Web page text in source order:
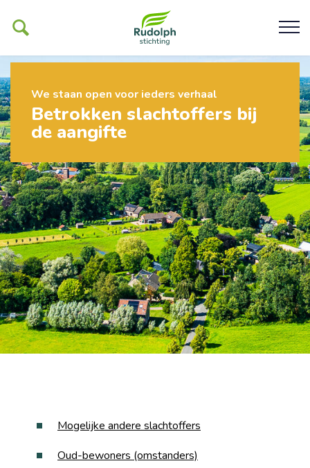
Ons werk
De Glind
Help ons mogelijk maken
Organisatie
Contact
We staan open voor ieders verhaal
Betrokken slachtoffers bij
de aangifte
Mogelijke andere slachtoffers
Oud-bewoners (omstanders)